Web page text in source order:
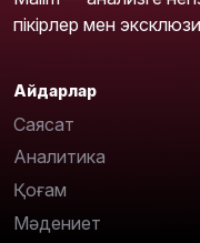
пікірлер мен
Айдарлар
Саясат
Аналитика
Қоғам
Мәдениет